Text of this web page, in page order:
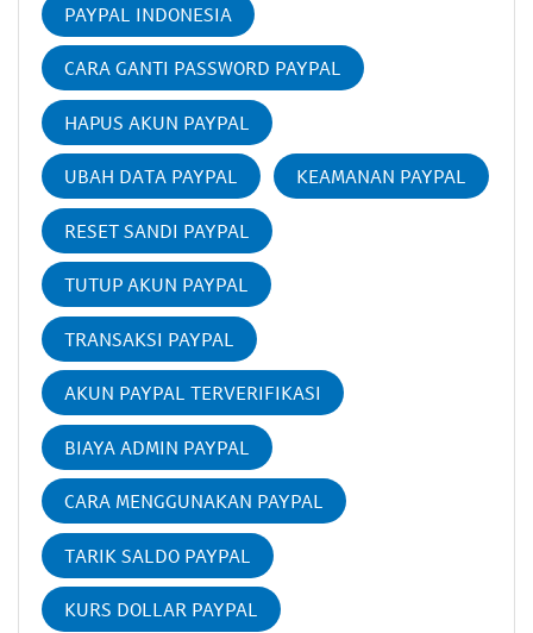
PAYPAL INDONESIA
CARA GANTI PASSWORD PAYPAL
HAPUS AKUN PAYPAL
UBAH DATA PAYPAL KEAMANAN PAYPAL
RESET SANDI PAYPAL
TUTUP AKUN PAYPAL
TRANSAKSI PAYPAL
AKUN PAYPAL TERVERIFIKASI
BIAYA ADMIN PAYPAL
CARA MENGGUNAKAN PAYPAL
TARIK SALDO PAYPAL
KURS DOLLAR PAYPAL